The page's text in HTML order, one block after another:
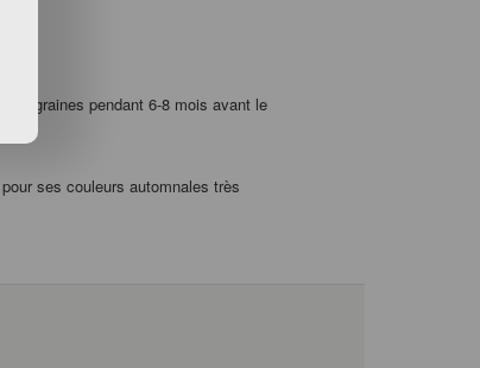
les graines pendant 6-8 mois avant le
ses couleurs automnales très